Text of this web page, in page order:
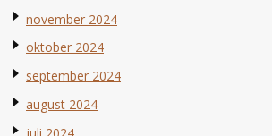
november 2024
oktober 2024
september 2024
august 2024